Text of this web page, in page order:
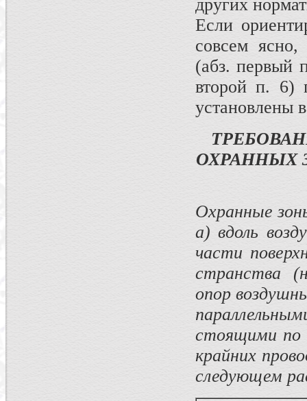
других
Если
совсем ясно,
(абз. первый
второй п. 6)
установлены
ОХРАННЫХ
Охранные
а) вдоль
части
странства
опор
стоящими по
крайних
следующем